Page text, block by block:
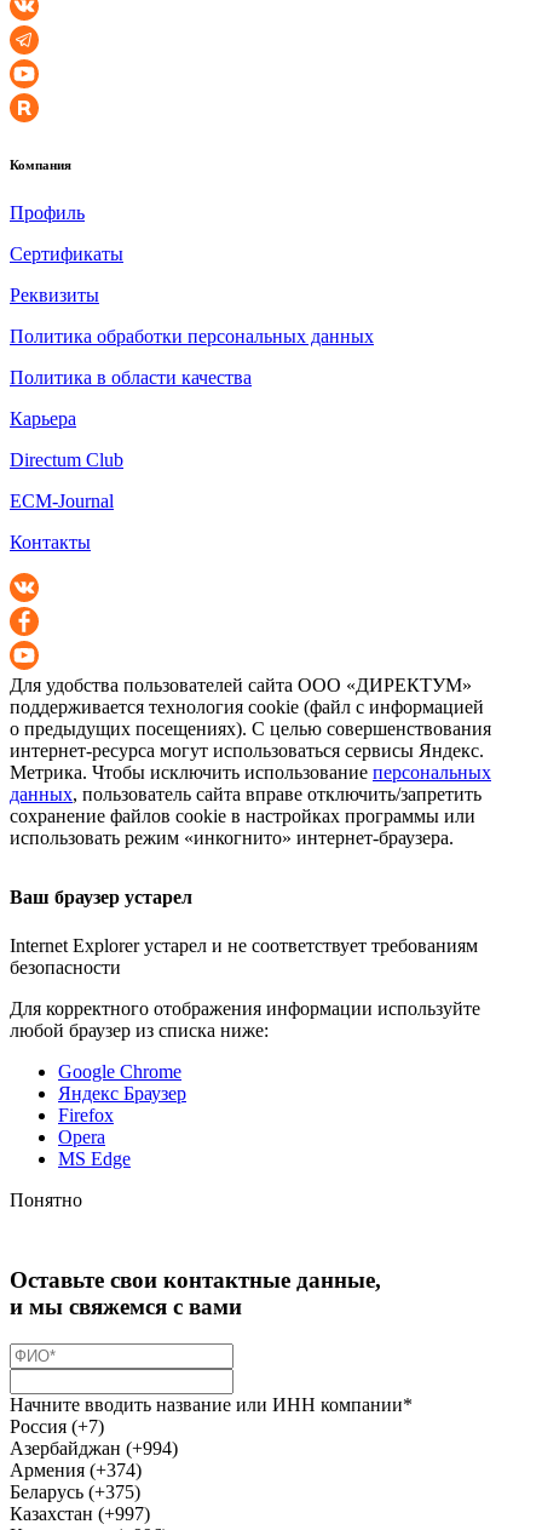
Компания
Профиль
Сертификаты
Реквизиты
Политика обработки персональных данных
Политика в области качества
Карьера
Directum Club
ECM-Journal
Контакты
Для удобства пользователей сайта ООО «ДИРЕКТУМ»
поддерживается технология cookie (файл с информацией
о предыдущих посещениях). С целью совершенствования
интернет-ресурса могут использоваться сервисы Яндекс.
Метрика. Чтобы исключить использование персональных
данных, пользователь сайта вправе отключить/запретить
сохранение файлов cookie в настройках программы или
использовать режим «инкогнито» интернет-браузера.
Ваш браузер устарел
Internet Explorer устарел и не соответствует требованиям
безопасности
Для корректного отображения информации используйте
любой браузер из списка ниже:
Google Chrome
Яндекс Браузер
Firefox
Opera
MS Edge
Понятно
Оставьте свои контактные данные,
и мы свяжемся с вами
Начните вводить название или ИНН компании*
Россия (+7)
Азербайджан (+994)
Армения (+374)
Беларусь (+375)
Казахстан (+997)